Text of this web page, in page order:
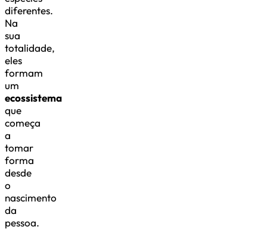
diferentes.
Na
sua
totalidade,
eles
formam
um
ecossistema
que
começa
a
tomar
forma
desde
o
nascimento
da
pessoa.